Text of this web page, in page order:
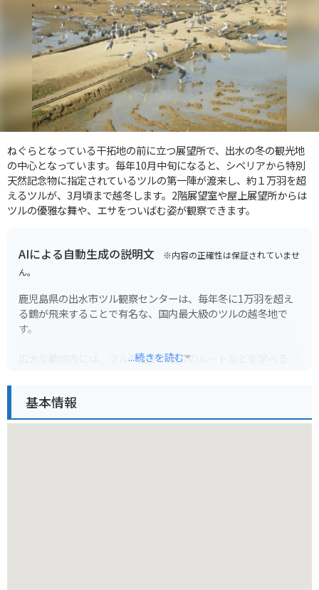
ねぐらとなっている干拓地の前に立つ展望所で、出水の冬の観光地
の中心となっています。毎年10月中旬になると、シベリアから特別
天然記念物に指定されているツルの第一陣が渡来し、約１万羽を超
えるツルが、3月頃まで越冬します。2階展望室や屋上展望所からは
ツルの優雅な舞や、エサをついばむ姿が観察できます。
AIによる自動生成の説明文 ※内容の正確性は保証されていませ
ん。
鹿児島県の出水市ツル観察センターは、毎年冬に1万羽を超え
る鶴が飛来することで有名な、国内最大級のツルの越冬地で
す。
広大な敷地内には、ツルの生態や渡りのルートなどを学べる展
特に、11月から2月にかけての早朝に行われる「ツル飛来地」
...続きを読む
基本情報